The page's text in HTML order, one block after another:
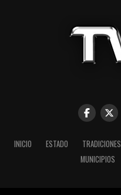
INICIO ESTADO TRADICIONES
MUNICIPIOS